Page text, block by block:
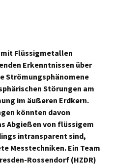
Flüssigmetallen
Erkenntnissen über
Strömungsphänomene
Störungen am
im äußeren Erdkern.
könnten davon
Abgießen von flüssigem
intransparent sind,
Messtechniken. Ein Team
Rossendorf (HZDR)